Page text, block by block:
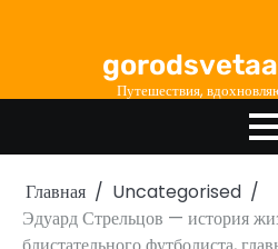
Путешествия,
Главная
Uncategorised
Эдуард Стрельцов — история